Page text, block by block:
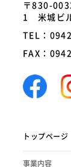
〒830-
1 米城ビ
TEL：
FAX：
トップページ
事業内容